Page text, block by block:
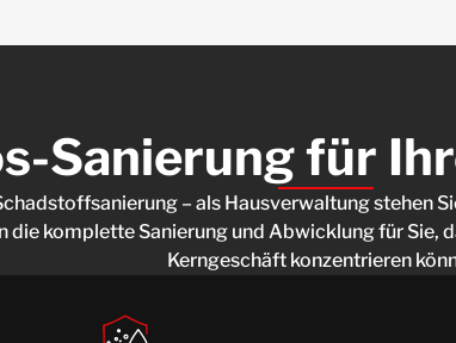
Sanierung für
– als Hausverwaltung stehen
komplette Sanierung und Abwicklung für
Kerngeschäft konzentrieren